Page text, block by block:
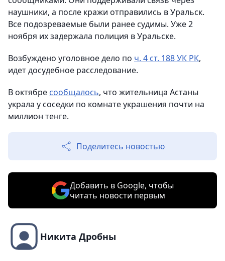
наушники, а после кражи отправились в Уральск.
Все подозреваемые были ранее судимы. Уже 2
ноября их задержала полиция в Уральске.
Возбуждено уголовное дело по ч. 4 ст. 188 УК РК,
идет досудебное расследование.
В октябре сообщалось, что жительница Астаны
украла у соседки по комнате украшения почти на
миллион тенге.
Поделитесь новостью
Добавить в Google, чтобы
читать новости первым
Никита Дробны